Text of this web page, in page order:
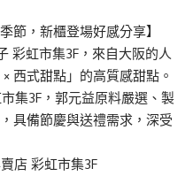
節，新櫃登場好感分享】
彩虹市集3F， 來自大阪的人
× 西式甜點」的高質感甜點。
集3F， 郭元益原料嚴選、製
具備節慶與送禮需求 ， 深受
店 彩虹市集3F